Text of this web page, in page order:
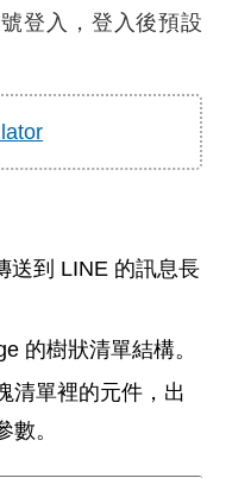
登入，登入後預設
送到 LINE 的訊息長
的樹狀清單結構。
清單裡的元件，出
。